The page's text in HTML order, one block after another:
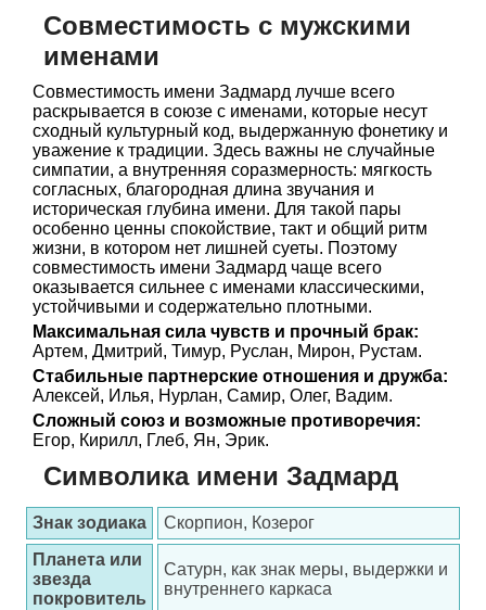
Совместимость с мужскими
именами
Совместимость имени Задмард лучше всего
раскрывается в союзе с именами, которые несут
сходный культурный код, выдержанную фонетику и
уважение к традиции. Здесь важны не случайные
симпатии, а внутренняя соразмерность: мягкость
согласных, благородная длина звучания и
историческая глубина имени. Для такой пары
особенно ценны спокойствие, такт и общий ритм
жизни, в котором нет лишней суеты. Поэтому
совместимость имени Задмард чаще всего
оказывается сильнее с именами классическими,
устойчивыми и содержательно плотными.
Максимальная сила чувств и прочный брак:
Артем, Дмитрий, Тимур, Руслан, Мирон, Рустам.
Стабильные партнерские отношения и дружба:
Алексей, Илья, Нурлан, Самир, Олег, Вадим.
Сложный союз и возможные противоречия:
Егор, Кирилл, Глеб, Ян, Эрик.
Символика имени Задмард
Знак зодиака
Скорпион, Козерог
Планета или
звезда
покровитель
Сатурн, как знак меры, выдержки и
внутреннего каркаса